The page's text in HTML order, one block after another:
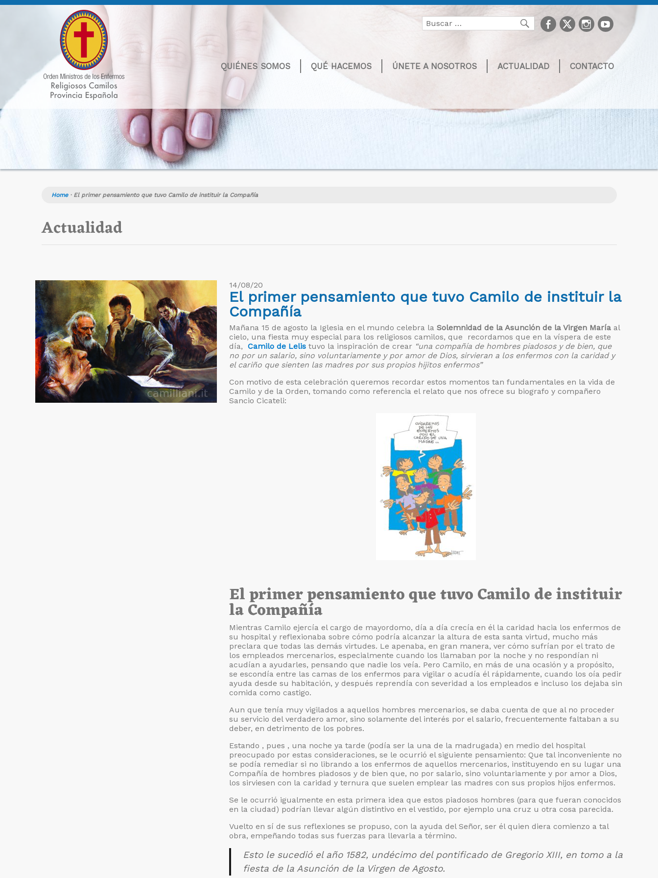
Buscar
por:
Buscarfacebook
TwitterInstagram
youtube
QUIÉNES SOMOS QUÉ HACEMOS ÚNETE A NOSOTROS ACTUALIDAD CONTACTO
Home· El primer pensamiento que tuvo Camilo de instituir la Compañía
Actualidad
14/08/20
El primer pensamiento que tuvo Camilo de instituir la
Compañía
Mañana 15 de agosto la Iglesia en el mundo celebra la Solemnidad de la Asunción de la Virgen María al
cielo, una fiesta muy especial para los religiosos camilos, que recordamos que en la víspera de este
día, Camilo de Lelis tuvo la inspiración de crear “una compañía de hombres piadosos y de bien, que
no por un salario, sino voluntariamente y por amor de Dios, sirvieran a los enfermos con la caridad y
el cariño que sienten las madres por sus propios hijitos enfermos”
Con motivo de esta celebración queremos recordar estos momentos tan fundamentales en la vida de
Camilo y de la Orden, tomando como referencia el relato que nos ofrece su biografo y compañero
Sancio Cicateli:
El primer pensamiento que tuvo Camilo de instituir
la Compañía
Mientras Camilo ejercía el cargo de mayordomo, día a día crecía en él la caridad hacia los enfermos de
su hospital y reflexionaba sobre cómo podría alcanzar la altura de esta santa virtud, mucho más
preclara que todas las demás virtudes. Le apenaba, en gran manera, ver cómo sufrían por el trato de
los empleados mercenarios, especialmente cuando los llamaban por la noche y no respondían ni
acudían a ayudarles, pensando que nadie los veía. Pero Camilo, en más de una ocasión y a propósito,
se escondía entre las camas de los enfermos para vigilar o acudía él rápidamente, cuando los oía pedir
ayuda desde su habitación, y después reprendía con severidad a los empleados e incluso los dejaba sin
comida como castigo.
Aun que tenía muy vigilados a aquellos hombres mercenarios, se daba cuenta de que al no proceder
su servicio del verdadero amor, sino solamente del interés por el salario, frecuentemente faltaban a su
deber, en detrimento de los pobres.
Estando , pues , una noche ya tarde (podía ser la una de la madrugada) en medio del hospital
preocupado por estas consideraciones, se le ocurrió el siguiente pensamiento: Que tal inconveniente no
se podía remediar si no librando a los enfermos de aquellos mercenarios, instituyendo en su lugar una
Compañía de hombres piadosos y de bien que, no por salario, sino voluntariamente y por amor a Dios,
los sirviesen con la caridad y ternura que suelen emplear las madres con sus propios hijos enfermos.
Se le ocurrió igualmente en esta primera idea que estos piadosos hombres (para que fueran conocidos
en la ciudad) podrían llevar algún distintivo en el vestido, por ejemplo una cruz u otra cosa parecida.
Vuelto en sí de sus reflexiones se propuso, con la ayuda del Señor, ser él quien diera comienzo a tal
obra, empeñando todas sus fuerzas para llevarla a término.
Esto le sucedió el año 1582, undécimo del pontificado de Gregorio XIII, en tomo a la
fiesta de la Asunción de la Virgen de Agosto.